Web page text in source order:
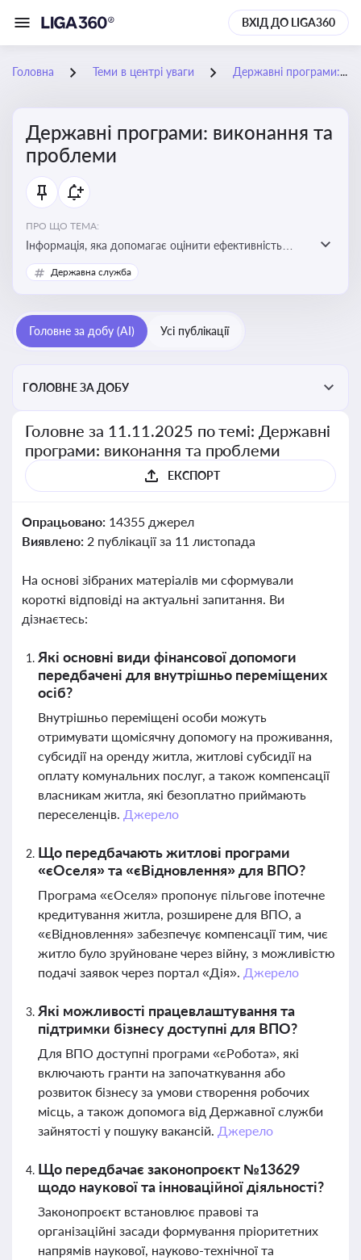
ВХІД ДО LIGA360
Головна Теми в центрі уваги Державні програми: виконання та проблеми
Державні програми: виконання та
проблеми
ПРО ЩО ТЕМА:
Інформація, яка допомагає оцінити ефективність
використання бюджетних коштів, виявити проблеми
реалізації та знайти шляхи їх удосконалення
Державна служба
Головне за добу (AI) Усі публікації
ГОЛОВНЕ ЗА ДОБУ
Головне за 11.11.2025 по темі: Державні
програми: виконання та проблеми
ЕКСПОРТ
Опрацьовано: 14355 джерел
Виявлено: 2 публікації за 11 листопада
На основі зібраних матеріалів ми сформували
короткі відповіді на актуальні запитання. Ви
дізнаєтесь:
Які основні види фінансової допомоги
передбачені для внутрішньо переміщених
осіб?
Внутрішньо переміщені особи можуть
отримувати щомісячну допомогу на проживання,
субсидії на оренду житла, житлові субсидії на
оплату комунальних послуг, а також компенсації
власникам житла, які безоплатно приймають
переселенців. Джерело
Що передбачають житлові програми
«єОселя» та «єВідновлення» для ВПО?
Програма «єОселя» пропонує пільгове іпотечне
кредитування житла, розширене для ВПО, а
«єВідновлення» забезпечує компенсації тим, чиє
житло було зруйноване через війну, з можливістю
подачі заявок через портал «Дія». Джерело
Які можливості працевлаштування та
підтримки бізнесу доступні для ВПО?
Для ВПО доступні програми «єРобота», які
включають гранти на започаткування або
розвиток бізнесу за умови створення робочих
місць, а також допомога від Державної служби
зайнятості у пошуку вакансій. Джерело
Що передбачає законопроєкт №13629
щодо наукової та інноваційної діяльності?
Законопроєкт встановлює правові та
організаційні засади формування пріоритетних
напрямів наукової, науково-технічної та